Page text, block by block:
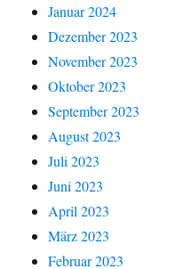
Januar 2024
Dezember 2023
November 2023
Oktober 2023
September 2023
August 2023
Juli 2023
Juni 2023
April 2023
März 2023
Februar 2023